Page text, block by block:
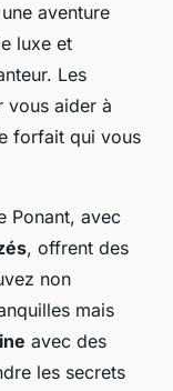
aventure
luxe et
Les
vous aider à
forfait qui vous
Ponant, avec
, offrent des
non
mais
avec des
les secrets